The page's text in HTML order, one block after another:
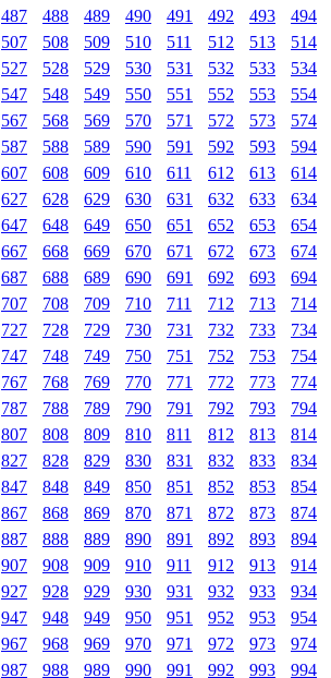
487 488 489 490 491 492 493 494
507 508 509 510 511 512 513 514
527 528 529 530 531 532 533 534
547 548 549 550 551 552 553 554
567 568 569 570 571 572 573 574
587 588 589 590 591 592 593 594
607 608 609 610 611 612 613 614
627 628 629 630 631 632 633 634
647 648 649 650 651 652 653 654
667 668 669 670 671 672 673 674
687 688 689 690 691 692 693 694
707 708 709 710 711 712 713 714
727 728 729 730 731 732 733 734
747 748 749 750 751 752 753 754
767 768 769 770 771 772 773 774
787 788 789 790 791 792 793 794
807 808 809 810 811 812 813 814
827 828 829 830 831 832 833 834
847 848 849 850 851 852 853 854
867 868 869 870 871 872 873 874
887 888 889 890 891 892 893 894
907 908 909 910 911 912 913 914
927 928 929 930 931 932 933 934
947 948 949 950 951 952 953 954
967 968 969 970 971 972 973 974
987 988 989 990 991 992 993 994